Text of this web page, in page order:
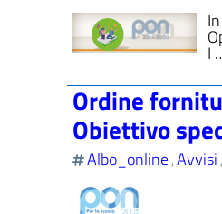
I
Ordine
Obiettivo
Albo_online,Avvisi,